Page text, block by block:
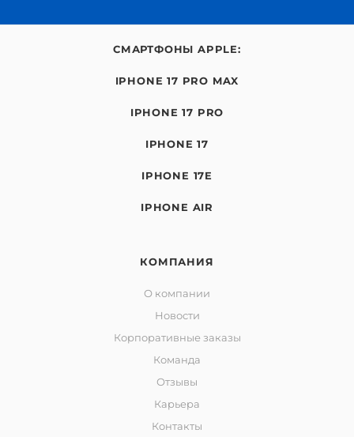
СМАРТФОНЫ APPLE:
IPHONE 17 PRO MAX
IPHONE 17 PRO
IPHONE 17
IPHONE 17E
IPHONE AIR
КОМПАНИЯ
О компании
Новости
Корпоративные заказы
Команда
Отзывы
Карьера
Контакты